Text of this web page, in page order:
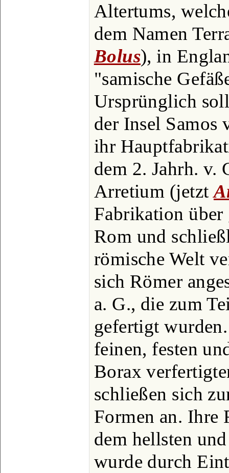
Altertums,
dem Namen
Bolus), in
"samische
Ursprünglich
der Insel Samos
ihr
dem 2. Jahrh. v.
Arretium (jetzt
Fabrikation über
Rom und
römische Welt
sich Römer
a. G., die zum
gefertigt
feinen, festen
Borax
schließen sich
Formen an. Ihre
dem hellsten
wurde durch